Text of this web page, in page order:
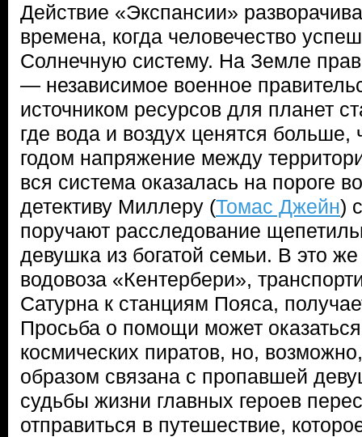
Действие «Экспансии»
времена, когда человечество
Солнечную систему. На Земле
— независимое военное
источником ресурсов для планет
где вода и воздух ценятся
годом напряжение между
вся система оказалась на пороге
детективу Миллеру (Томас Джейн)
поручают расследование
девушка из богатой семьи. В это
водовоза «Кентербери»,
Сатурна к станциям Пояса,
Просьба о помощи может
космических пиратов, но,
образом связана с пропавшей
судьбы жизни главных героев
отправиться в путешествие,